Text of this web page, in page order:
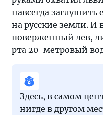
навсегда заглушить
на русские земли. И
поверженный лев,
рта 20-метровый
Здесь, в самом
нигде в другом